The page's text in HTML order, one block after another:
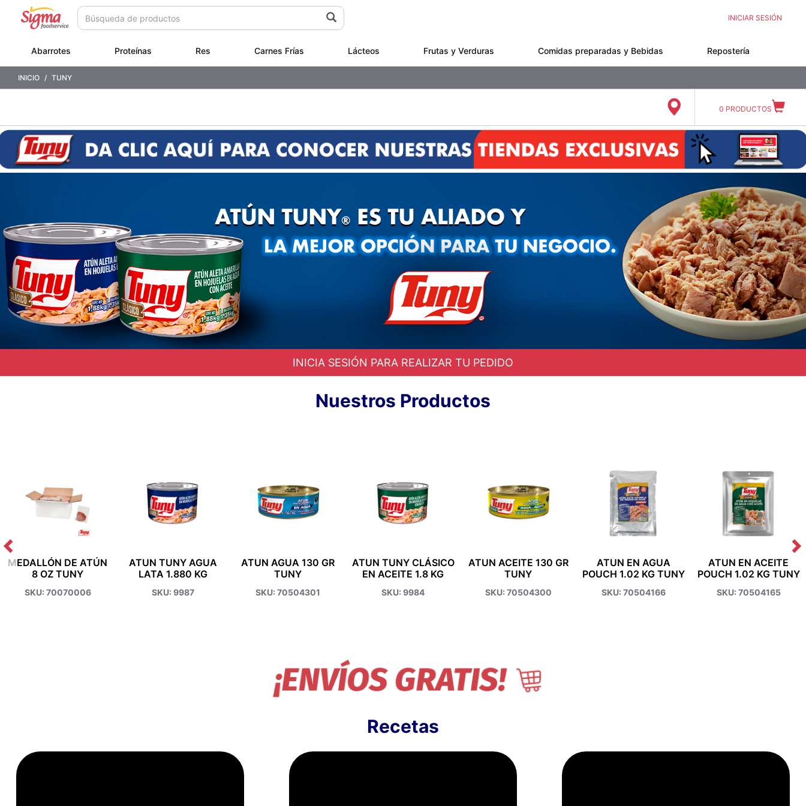
contenido
navegación
INICIAR SESIÓN
Abarrotes Proteínas Res Carnes Frías Lácteos Frutas y Verduras Comidas preparadas y Bebidas Repostería
INICIO TUNY
0 PRODUCTOS
INICIA SESIÓN PARA REALIZAR TU PEDIDO
Nuestros Productos
MEDALLÓN DE ATÚN
8 OZ TUNY
SKU: 70070006
ATUN TUNY AGUA
LATA 1.880 KG
SKU: 9987
ATUN AGUA 130 GR
TUNY
SKU: 70504301
ATUN TUNY CLÁSICO
EN ACEITE 1.8 KG
SKU: 9984
ATUN ACEITE 130 GR
TUNY
SKU: 70504300
ATUN EN AGUA
POUCH 1.02 KG TUNY
SKU: 70504166
ATUN EN ACEITE
POUCH 1.02 KG TUNY
SKU: 70504165
Recetas